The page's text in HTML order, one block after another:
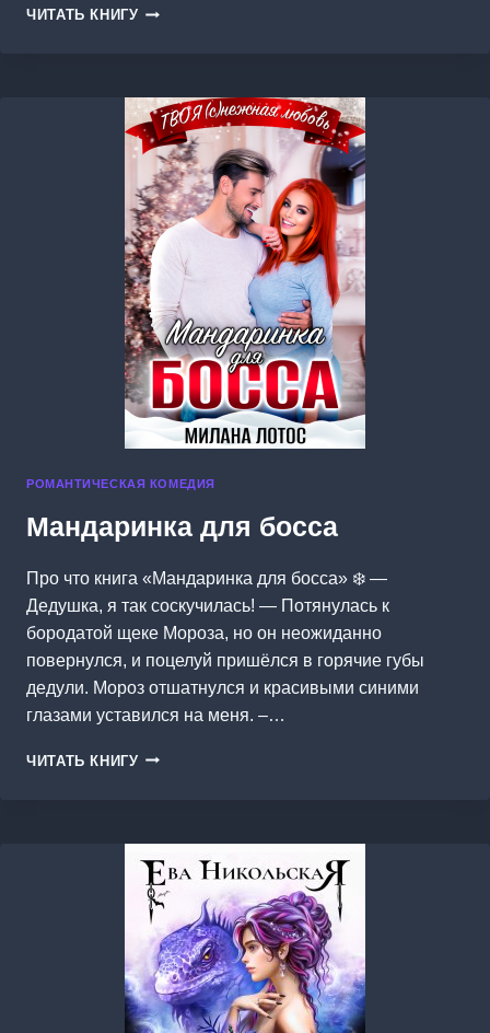
ЧИТАТЬ КНИГУ НАМ
РОМАНТИЧЕСКАЯ КОМЕДИЯ
Мандаринка для босса
Про что книга «Мандаринка для босса» ❄️ —
Дедушка, я так соскучилась! — Потянулась к
бородатой щеке Мороза, но он неожиданно
повернулся, и поцелуй пришёлся в горячие губы
дедули. Мороз отшатнулся и красивыми синими
глазами уставился на меня. –…
ЧИТАТЬ КНИГУ МАНДАРИНКА